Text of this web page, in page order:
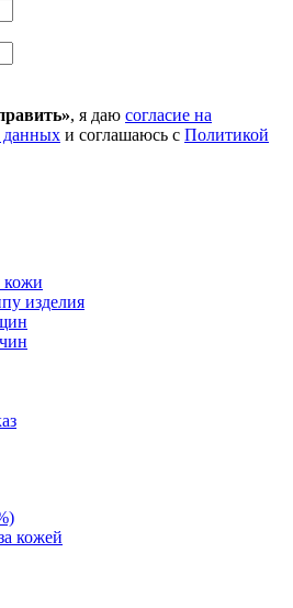
, я даю согласие на
данных и соглашаюсь с Политикой
кожи
изделия
кожей